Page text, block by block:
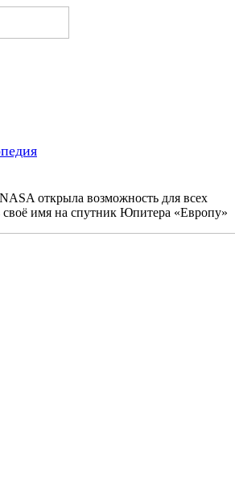
NASA открыла возможность для всех
имя на спутник Юпитера «Европу»